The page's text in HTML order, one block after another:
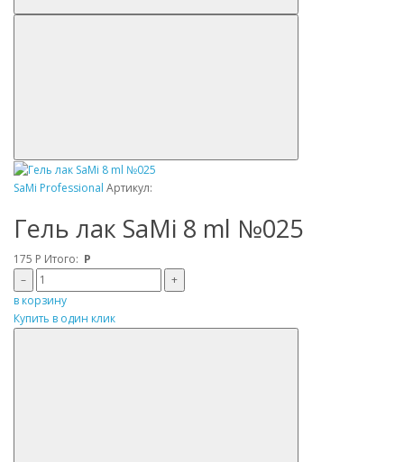
SaMi Professional Артикул:
Гель лак SaMi 8 ml №025
175 Р Итого: Р
–
+
в корзину
Купить в один клик